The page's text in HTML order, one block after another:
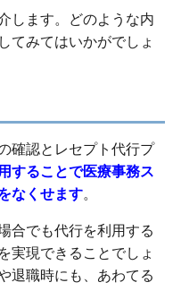
します。どのような内
てみてはいかがでしょ
確認とレセプト代行プ
することで医療事務ス
なくせます。
合でも代行を利用する
実現できることでしょ
退職時にも、あわてる